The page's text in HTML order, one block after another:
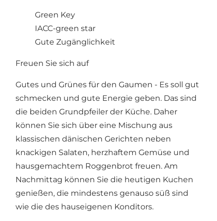
Green Key
IACC-green star
Gute Zugänglichkeit
Freuen Sie sich auf
Gutes und Grünes für den Gaumen - Es soll gut
schmecken und gute Energie geben. Das sind
die beiden Grundpfeiler der Küche. Daher
können Sie sich über eine Mischung aus
klassischen dänischen Gerichten neben
knackigen Salaten, herzhaftem Gemüse und
hausgemachtem Roggenbrot freuen. Am
Nachmittag können Sie die heutigen Kuchen
genießen, die mindestens genauso süß sind
wie die des hauseigenen Konditors.